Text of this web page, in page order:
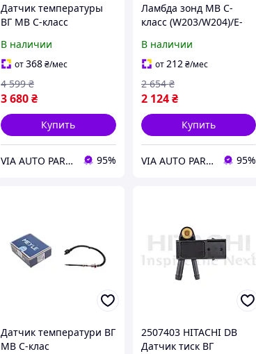
Датчик температуры
ВГ MB C-класс
(W211)/S-класс (W220)
3.0D/4.0D/Smart Fortwo
0.8CDI 05-
В наличии
от368₴/мес
3 680₴
4 599 ₴
Купить
VIA AUTO PARTS MARKET 95%
Ламбда зонд MB C-
класс (W203/W204)/E-
(W220) 3.0D/4.0D/Smart
Fortwo 0.8CDI 05-
SOLGY
В наличии
от212 ₴/мес
2 124 ₴
2 654 ₴
Купить
VIA AUTO PARTS MARKET 95%
Датчик температури ВГ
MB C-клас
2507403 HITACHI DB
Датчик тиск ВГ